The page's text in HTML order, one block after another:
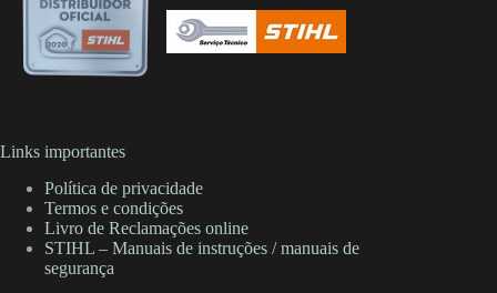
Links importantes
Política de privacidade
Termos e condições
Livro de Reclamações online
STIHL – Manuais de instruções / manuais de
segurança